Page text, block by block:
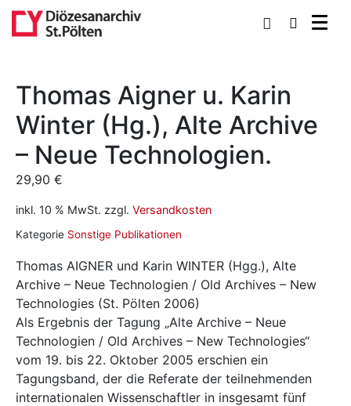
Thomas Aigner u. Karin
Winter (Hg.), Alte Archive
– Neue Technologien.
29,90 €
inkl. 10 % MwSt. zzgl. Versandkosten
Kategorie Sonstige Publikationen
Thomas AIGNER und Karin WINTER (Hgg.), Alte
Archive – Neue Technologien / Old Archives – New
Technologies (St. Pölten 2006)
Als Ergebnis der Tagung „Alte Archive – Neue
Technologien / Old Archives – New Technologies“
vom 19. bis 22. Oktober 2005 erschien ein
Tagungsband, der die Referate der teilnehmenden
internationalen Wissenschaftler in insgesamt fünf